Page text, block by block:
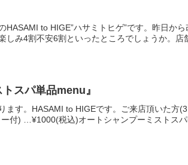
HASAMI to HIGE”ハサミトヒゲ”です。昨日か
しみ4割不安6割といったところでしょうか。店
スパ単品menu』
ます。HASAMI to HIGEです。ご来店頂いた
付) …¥1000(税込)オートシャンプーミストスパ(